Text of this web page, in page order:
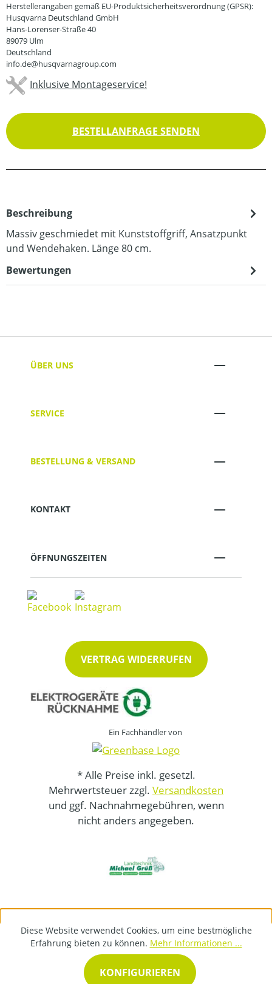
Herstellerangaben gemäß EU-Produktsicherheitsverordnung (GPSR):
Husqvarna Deutschland GmbH
Hans-Lorenser-Straße 40
89079 Ulm
Deutschland
info.de@husqvarnagroup.com
Inklusive Montageservice!
BESTELLANFRAGE SENDEN
Beschreibung
Massiv geschmiedet mit Kunststoffgriff, Ansatzpunkt
und Wendehaken. Länge 80 cm.
Bewertungen
ÜBER UNS
SERVICE
BESTELLUNG & VERSAND
KONTAKT
ÖFFNUNGSZEITEN
VERTRAG WIDERRUFEN
Ein Fachhändler von
* Alle Preise inkl. gesetzl.
Mehrwertsteuer zzgl. Versandkosten
und ggf. Nachnahmegebühren, wenn
nicht anders angegeben.
Diese Website verwendet Cookies, um eine bestmögliche
Erfahrung bieten zu können. Mehr Informationen ...
KONFIGURIEREN